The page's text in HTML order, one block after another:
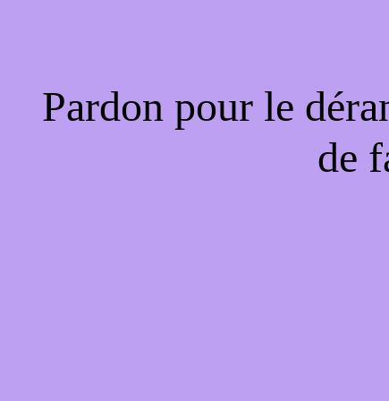
Pardon pour le
de